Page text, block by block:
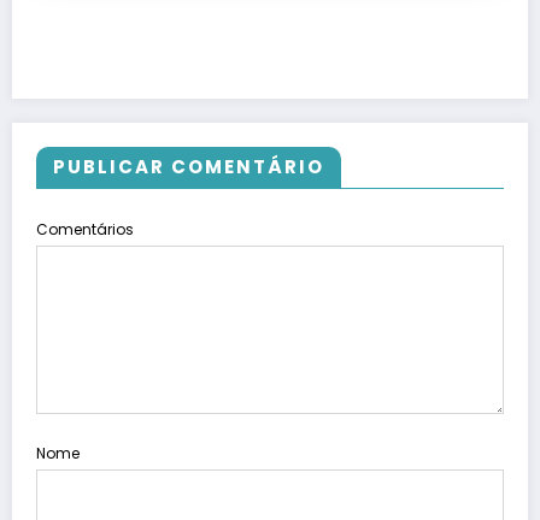
PUBLICAR COMENTÁRIO
Comentários
Nome